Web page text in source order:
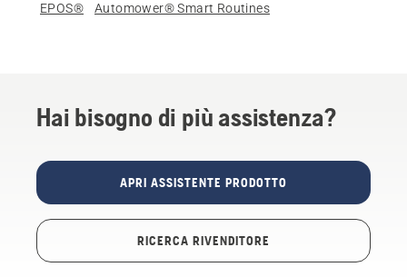
EPOS®
Automower® Smart Routines
Hai bisogno di più assistenza?
APRI ASSISTENTE PRODOTTO
RICERCA RIVENDITORE